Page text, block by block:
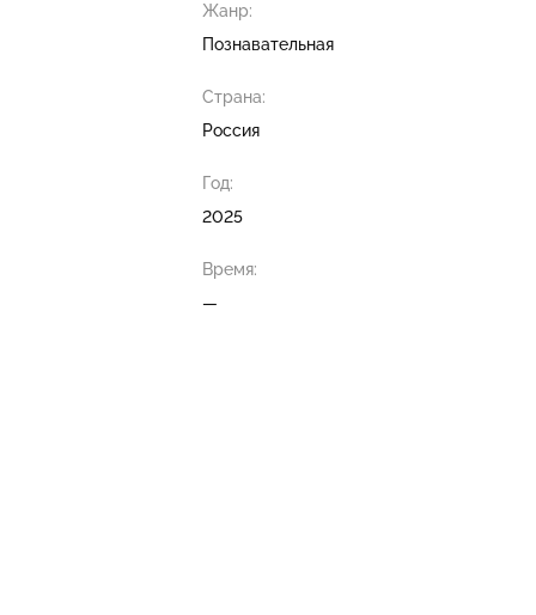
Жанр:
Познавательная
Страна:
Россия
Год:
2025
Время:
—